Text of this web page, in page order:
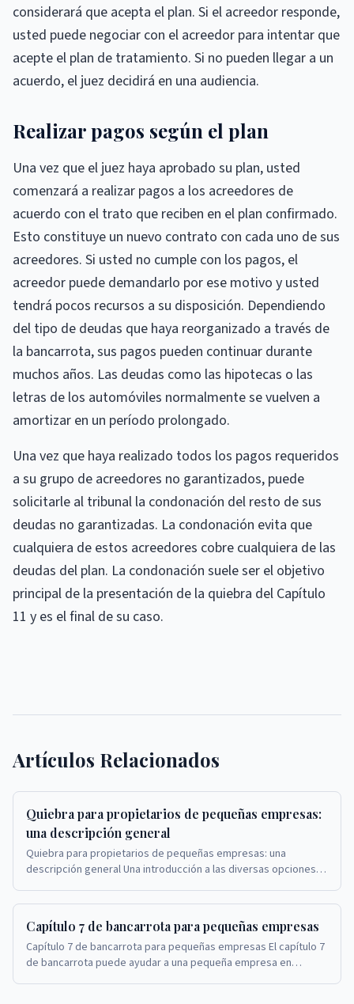
considerará que acepta el plan. Si el acreedor responde,
usted puede negociar con el acreedor para intentar que
acepte el plan de tratamiento. Si no pueden llegar a un
acuerdo, el juez decidirá en una audiencia.
Realizar pagos según el plan
Una vez que el juez haya aprobado su plan, usted
comenzará a realizar pagos a los acreedores de
acuerdo con el trato que reciben en el plan confirmado.
Esto constituye un nuevo contrato con cada uno de sus
acreedores. Si usted no cumple con los pagos, el
acreedor puede demandarlo por ese motivo y usted
tendrá pocos recursos a su disposición. Dependiendo
del tipo de deudas que haya reorganizado a través de
la bancarrota, sus pagos pueden continuar durante
muchos años. Las deudas como las hipotecas o las
letras de los automóviles normalmente se vuelven a
amortizar en un período prolongado.
Una vez que haya realizado todos los pagos requeridos
a su grupo de acreedores no garantizados, puede
solicitarle al tribunal la condonación del resto de sus
deudas no garantizadas. La condonación evita que
cualquiera de estos acreedores cobre cualquiera de las
deudas del plan. La condonación suele ser el objetivo
principal de la presentación de la quiebra del Capítulo
11 y es el final de su caso.
Artículos Relacionados
Quiebra para propietarios de pequeñas empresas:
una descripción general
Quiebra para propietarios de pequeñas empresas: una
descripción general Una introducción a las diversas opciones
Capítulo 7 de bancarrota para pequeñas empresas
Capítulo 7 de bancarrota para pequeñas empresas El capítulo 7
de bancarrota puede ayudar a una pequeña empresa en